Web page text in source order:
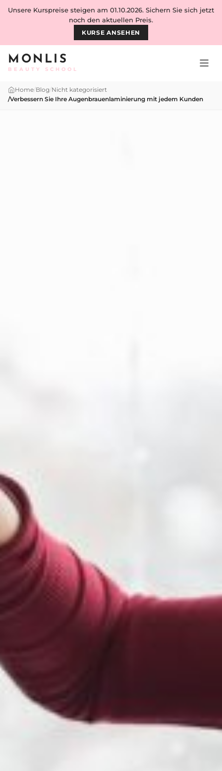
Skip to content
MONLIS
BEAUTY SCHOOL
Unsere Kurspreise steigen am 01.10.2026. Sichern Sie sich jetzt
noch den aktuellen Preis.
KURSE ANSEHEN
Home/Blog/Nicht kategorisiert
/Verbessern Sie Ihre Augenbrauenlaminierung mit jedem Kunden